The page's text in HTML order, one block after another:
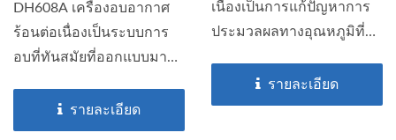
DH608A เครื่องอบอากาศ
ร้อนต่อเนื่องเป็นระบบการ
อบที่ทันสมัยที่ออกแบบมา
อุตสาหกรรมที่ต้องการการ
อบวัสดุที่สม่ำเสมอและมี
รายละเอียด
เนื่องเป็นการแก้ปัญหาการ
ประมวลผลทางอุณหภูมิที่
การใช้งานในอุตสาหกรรมที่
ต้องการการปรับอุณหภูมิ
รายละเอียด